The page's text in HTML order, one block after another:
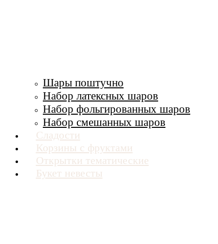
Шары поштучно
Набор латексных шаров
Набор фольгированных шаров
Набор смешанных шаров
Сладости
Корзины с фруктами
Открытки тематические
Букет невесты